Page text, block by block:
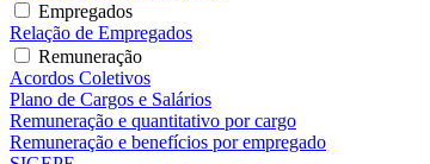
Empregados
Relação de Empregados
Remuneração
Acordos Coletivos
Plano de Cargos e Salários
Remuneração e quantitativo por cargo
Remuneração e benefícios por empregado